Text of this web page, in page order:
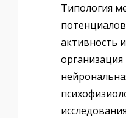
Типология
активность